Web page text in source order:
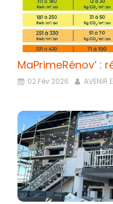
MaPrimeRénov’ :
02 Fév 2026 AVENIR